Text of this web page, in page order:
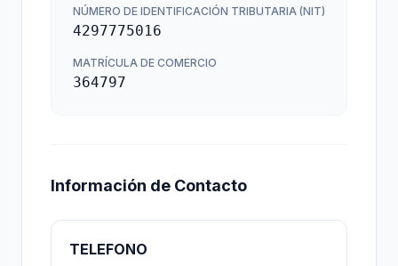
NÚMERO DE IDENTIFICACIÓN TRIBUTARIA (NIT)
4297775016
MATRÍCULA DE COMERCIO
364797
Información de Contacto
TELEFONO